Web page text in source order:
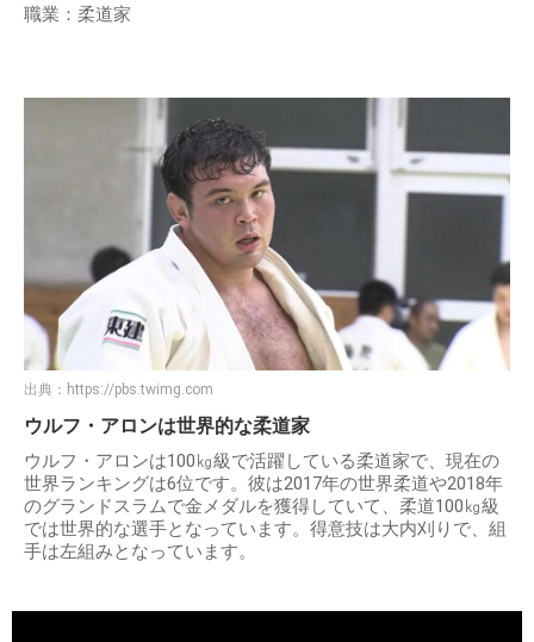
職業：柔道家
出典： https://pbs.twimg.com
ウルフ・アロンは世界的な柔道家
ウルフ・アロンは100㎏級で活躍している柔道家で、現在の
世界ランキングは6位です。彼は2017年の世界柔道や2018年
のグランドスラムで金メダルを獲得していて、柔道100㎏級
では世界的な選手となっています。得意技は大内刈りで、組
手は左組みとなっています。